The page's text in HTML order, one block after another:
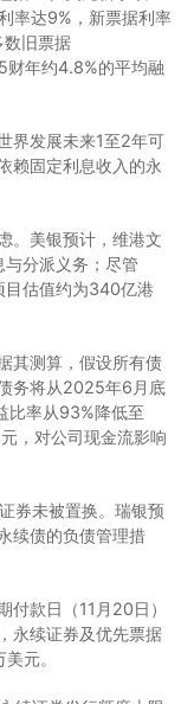
率达9%，新票据利率
旧票据
年约4.8%的平均融
界发展未来1至2年可
赖固定利息收入的永
。美银预计，维港文
分派义务；尽管
目估值约为340亿港
其测算，假设所有债
务将从2025年6月底
比率从93%降低至
，对公司现金流影响
券未被置换。瑞银预
续债的负债管理措
付款日（11月20日）
永续证券及优先票据
元。